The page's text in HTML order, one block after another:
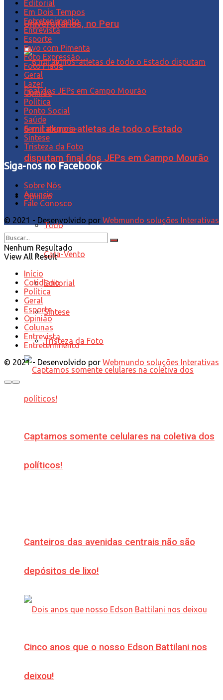
Universitários, no Peru
6 mil alunos-atletas de todo o Estado
disputam final dos JEPs em Campo Mourão
Opinião
Tudo
Cata-Vento
Editorial
Síntese
Tristeza da Foto
Captamos somente celulares na coletiva dos
políticos!
Canteiros das avenidas centrais não são
depósitos de lixo!
Cinco anos que o nosso Edson Battilani nos
deixou!
Editorial
Em Dois Tempos
Entretenimento
Entrevista
Esporte
Favo com Pimenta
Foto Expressão…
Foto Piada
Geral
Lazer
Opinião
Política
Ponto Social
Saúde
Sem categoria
Síntese
Tristeza da Foto
Siga-nos no Facebook
Sobre Nós
Anuncie
Fale Conosco
© 2021 - Desenvolvido por Webmundo soluções Interativas
Nenhum Resultado
View All Result
Início
Cotidiano
Política
Geral
Esporte
Opinião
Colunas
Entrevista
Entretenimento
© 2021 - Desenvolvido por Webmundo soluções Interativas